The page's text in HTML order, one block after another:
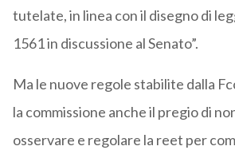
tutelate, in linea con il disegno di
1561 in discussione al Senato”.
Ma le nuove regole stabilite dalla
la commissione anche il pregio di
osservare e regolare la reet per